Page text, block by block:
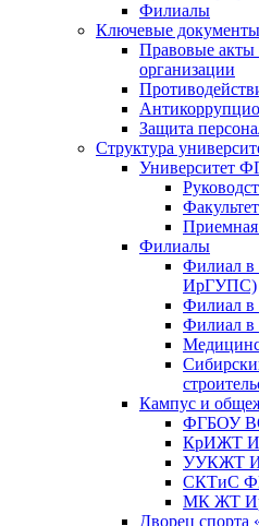
Филиалы
Ключевые документы
Правовые акты
организации
Защита
Структура
Университет
Филиалы
Филиал
ИрГУПС)
Филиал
Филиал
Кампус и
ФГБОУ
КрИЖТ
УУКЖТ
СКТиС
МК ЖТ
Дворец спорта